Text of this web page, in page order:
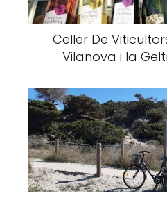
Celler De
Vilanova i la